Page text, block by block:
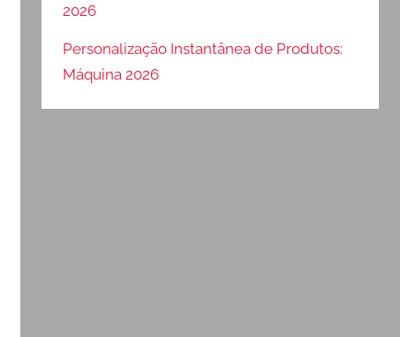
2026
Personalização Instantânea de Produtos:
Máquina 2026